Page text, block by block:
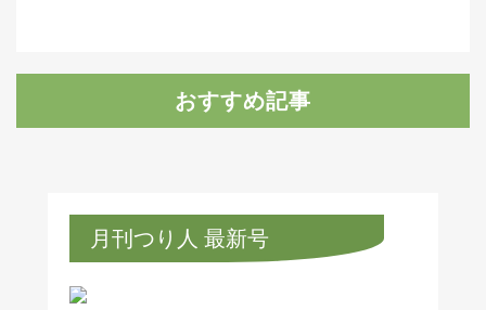
おすすめ記事
月刊つり人 最新号